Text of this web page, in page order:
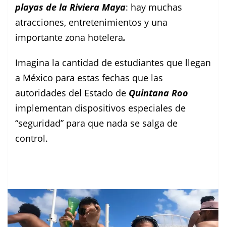
playas de la Riviera Maya: hay muchas
atracciones, entretenimientos y una
importante zona hotelera.
Imagina la cantidad de estudiantes que llegan
a México para estas fechas que las
autoridades del Estado de Quintana Roo
implementan dispositivos especiales de
“seguridad” para que nada se salga de
control.